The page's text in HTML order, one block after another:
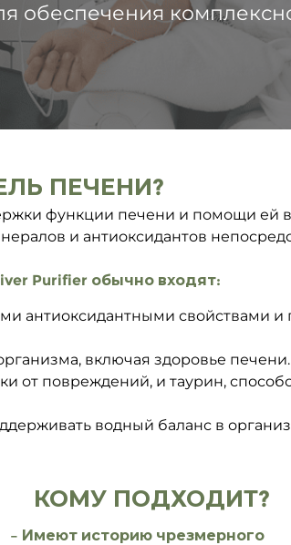
обеспечения
ПЕЧЕНИ?
функции печени и помощи ей
и антиоксидантов
Purifier обычно входят:
антиоксидантными свойствами
включая здоровье печени.
от повреждений, и таурин,
водный баланс в
КОМУ ПОДХОДИТ?
– Имеют историю чрезмерного